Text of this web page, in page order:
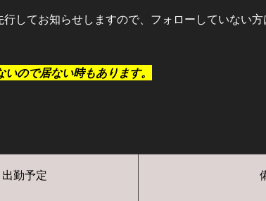
してお知らせしますので、フォローしていない
ので居ない時もあります。
出勤予定